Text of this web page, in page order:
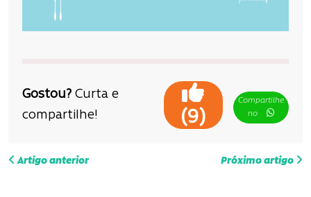
Gostou? Curta e
compartilhe!
(9)
Compartilhe
no
N
Artigo anterior Próximo artigo